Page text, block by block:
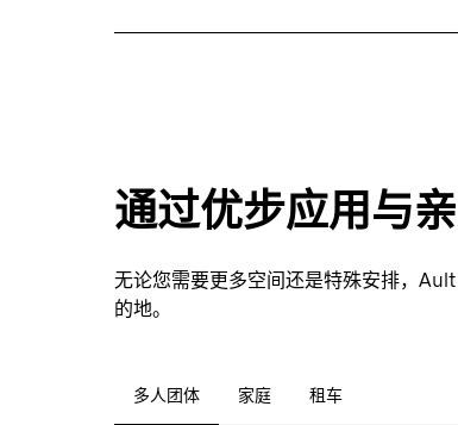
通过优步应用与
无论您需要更多空间还是特殊安排，
的地。
多人团体 家庭 租车